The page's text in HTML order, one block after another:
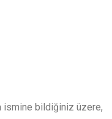
ismine bildiğiniz üzere,